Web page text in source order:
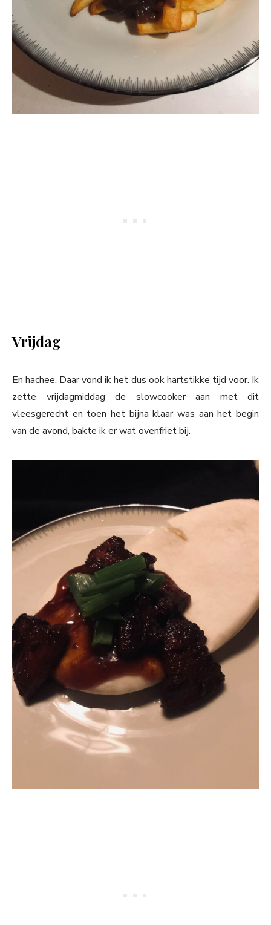
Vrijdag
En hachee. Daar vond ik het dus ook hartstikke tijd voor. Ik
zette vrijdagmiddag de slowcooker aan met dit
vleesgerecht en toen het bijna klaar was aan het begin
van de avond, bakte ik er wat ovenfriet bij.